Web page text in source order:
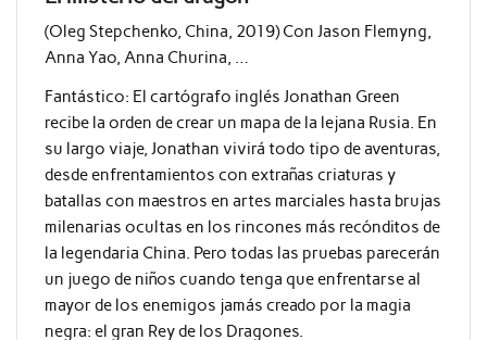
(Oleg Stepchenko, China, 2019) Con Jason Flemyng,
Anna Yao, Anna Churina, …
Fantástico: El cartógrafo inglés Jonathan Green
recibe la orden de crear un mapa de la lejana Rusia. En
su largo viaje, Jonathan vivirá todo tipo de aventuras,
desde enfrentamientos con extrañas criaturas y
batallas con maestros en artes marciales hasta brujas
milenarias ocultas en los rincones más recónditos de
la legendaria China. Pero todas las pruebas parecerán
un juego de niños cuando tenga que enfrentarse al
mayor de los enemigos jamás creado por la magia
negra: el gran Rey de los Dragones.